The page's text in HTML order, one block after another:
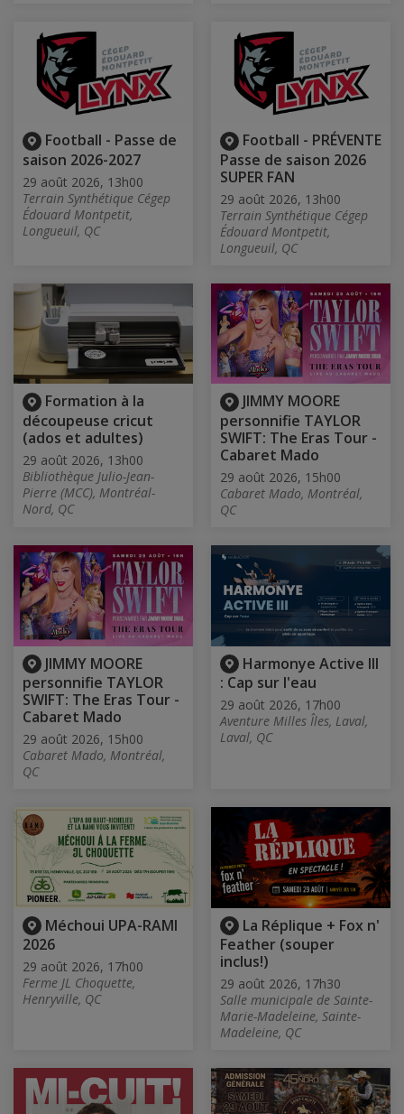
Football - Passe de
saison 2026-2027
29 août 2026, 13h00
Terrain Synthétique Cégep
Édouard Montpetit,
Longueuil, QC
Football - PRÉVENTE
Passe de saison 2026
SUPER FAN
29 août 2026, 13h00
Terrain Synthétique Cégep
Édouard Montpetit,
Longueuil, QC
Formation à la
découpeuse cricut
(ados et adultes)
29 août 2026, 13h00
Bibliothèque Julio-Jean-
Pierre (MCC), Montréal-
Nord, QC
JIMMY MOORE
personnifie TAYLOR
SWIFT: The Eras Tour -
Cabaret Mado
29 août 2026, 15h00
Cabaret Mado, Montréal,
QC
JIMMY MOORE
personnifie TAYLOR
SWIFT: The Eras Tour -
Cabaret Mado
29 août 2026, 15h00
Cabaret Mado, Montréal,
QC
Harmonye Active III
: Cap sur l'eau
29 août 2026, 17h00
Aventure Milles Îles, Laval,
Laval, QC
Méchoui UPA-RAMI
2026
29 août 2026, 17h00
Ferme JL Choquette,
Henryville, QC
La Réplique + Fox n'
Feather (souper
inclus!)
29 août 2026, 17h30
Salle municipale de Sainte-
Marie-Madeleine, Sainte-
Madeleine, QC